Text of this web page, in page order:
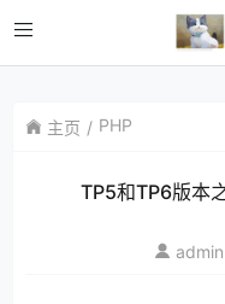
主页 PHP
TP5和TP6版本
admin